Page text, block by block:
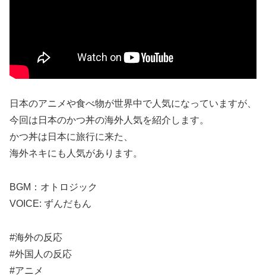
日本のアニメや食べ物が世界中で人気になっていますが、
今回は日本のかつ丼の海外人気を紹介します。
かつ丼は日本に旅行に来た、
海外ネキにも人気があります。
BGM：オトロジック
VOICE: ずんだもん
#海外の反応
#外国人の反応
#アニメ